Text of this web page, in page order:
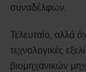
συναδέλφων.
Τελευταίο, αλλά
τεχνολογικές
βιομηχανικών